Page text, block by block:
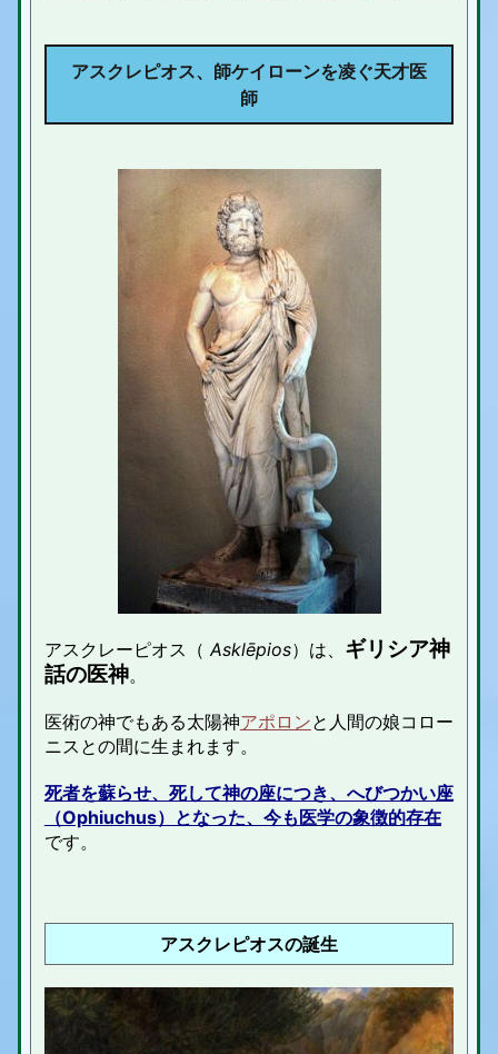
アスクレピオス、師ケイローンを凌ぐ天才医
師
アスクレーピオス（Asklēpios）は、 ギリシア神
話の医神。
医術の神でもある太陽神アポロンと人間の娘コロー
ニスとの間に生まれます。
死者を蘇らせ、死して神の座につき、へびつかい座
（Ophiuchus）となった、今も医学の象徴的存在
です。
アスクレピオスの誕生